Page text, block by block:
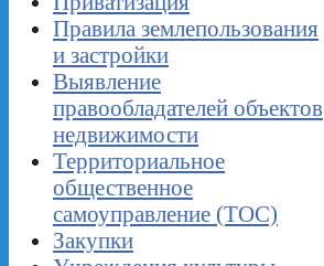
Правила землепользования
и застройки
Выявление
правообладателей объектов
недвижимости
Территориальное
общественное
самоуправление (ТОС)
Закупки